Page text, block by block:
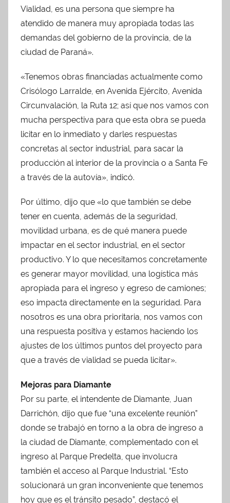
Vialidad, es una persona que siempre ha
atendido de manera muy apropiada todas las
demandas del gobierno de la provincia, de la
ciudad de Paraná».
«Tenemos obras financiadas actualmente como
Crisólogo Larralde, en Avenida Ejército, Avenida
Circunvalación, la Ruta 12; así que nos vamos con
mucha perspectiva para que esta obra se pueda
licitar en lo inmediato y darles respuestas
concretas al sector industrial, para sacar la
producción al interior de la provincia o a Santa Fe
a través de la autovía», indicó.
Por último, dijo que «lo que también se debe
tener en cuenta, además de la seguridad,
movilidad urbana, es de qué manera puede
impactar en el sector industrial, en el sector
productivo. Y lo que necesitamos concretamente
es generar mayor movilidad, una logística más
apropiada para el ingreso y egreso de camiones;
eso impacta directamente en la seguridad. Para
nosotros es una obra prioritaria, nos vamos con
una respuesta positiva y estamos haciendo los
ajustes de los últimos puntos del proyecto para
que a través de vialidad se pueda licitar».
Mejoras para Diamante
Por su parte, el intendente de Diamante, Juan
Darrichón, dijo que fue “una excelente reunión”
donde se trabajó en torno a la obra de ingreso a
la ciudad de Diamante, complementado con el
ingreso al Parque Predelta, que involucra
también el acceso al Parque Industrial. “Esto
solucionará un gran inconveniente que tenemos
hoy que es el tránsito pesado”, destacó el